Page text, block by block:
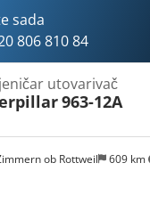
sada
806 810 84
ob Rottweil 609 km
utovarivač
963-12A